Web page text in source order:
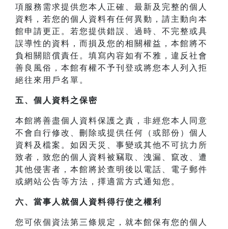
項服務需求提供您本人正確、最新及完整的個人
資料，若您的個人資料有任何異動，請主動向本
館申請更正。若您提供錯誤、過時、不完整或具
誤導性的資料，而損及您的相關權益，本館將不
負相關賠償責任。填寫內容如有不雅，違反社會
善良風俗，本館有權不予刊登或將您本人列入拒
絕往來用戶名單。
五、個人資料之保密
本館將善盡個人資料保護之責，非經您本人同意
不會自行修改、刪除或提供任何（或部份）個人
資料及檔案。如因天災、事變或其他不可抗力所
致者，致您的個人資料被竊取、洩漏、竄改、遭
其他侵害者，本館將於查明後以電話、電子郵件
或網站公告等方法，擇適當方式通知您。
六、當事人就個人資料得行使之權利
您可依個資法第三條規定，就本館保有您的個人